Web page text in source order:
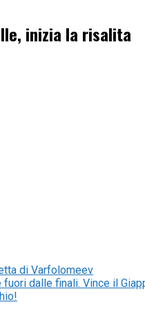
inizia la risalita
di Varfolomeev
dalle finali. Vince il